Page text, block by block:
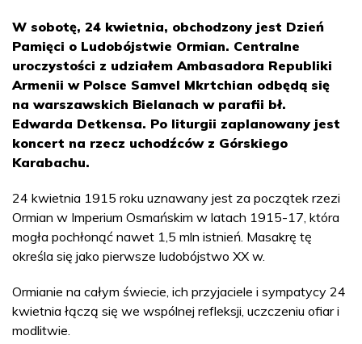
W sobotę, 24 kwietnia, obchodzony jest Dzień
Pamięci o Ludobójstwie Ormian. Centralne
uroczystości z udziałem Ambasadora Republiki
Armenii w Polsce Samvel Mkrtchian odbędą się
na warszawskich Bielanach w parafii bł.
Edwarda Detkensa. Po liturgii zaplanowany jest
koncert na rzecz uchodźców z Górskiego
Karabachu.
24 kwietnia 1915 roku uznawany jest za początek rzezi
Ormian w Imperium Osmańskim w latach 1915-17, która
mogła pochłonąć nawet 1,5 mln istnień. Masakrę tę
określa się jako pierwsze ludobójstwo XX w.
Ormianie na całym świecie, ich przyjaciele i sympatycy 24
kwietnia łączą się we wspólnej refleksji, uczczeniu ofiar i
modlitwie.